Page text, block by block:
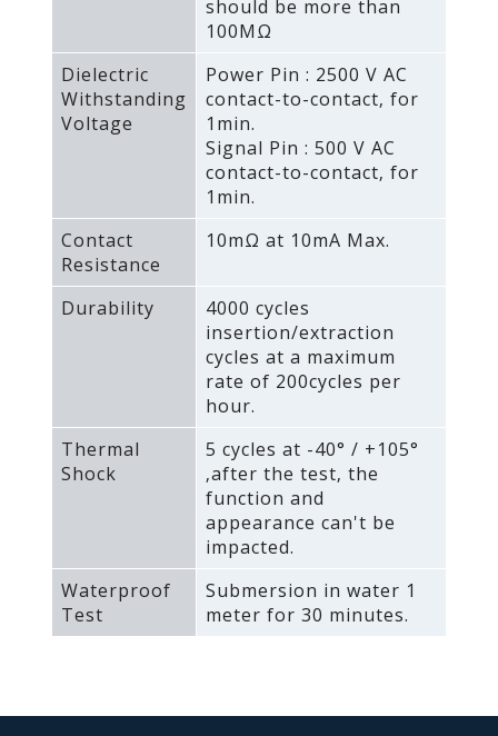
should be more than
100MΩ
Dielectric
Withstanding
Voltage
Power Pin : 2500 V AC
contact-to-contact‚ for
1min.
Signal Pin : 500 V AC
contact-to-contact‚ for
1min.
Contact
Resistance
10mΩ at 10mA Max.
Durability
4000 cycles
insertion/extraction
cycles at a maximum
rate of 200cycles per
hour.
Thermal
Shock
5 cycles at -40° / +105°
‚after the test‚ the
function and
appearance can't be
impacted.
Waterproof
Test
Submersion in water 1
meter for 30 minutes.